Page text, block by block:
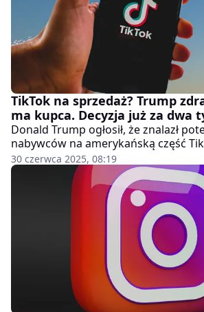
TikTok na sprzedaż? Trump
ma kupca. Decyzja już za dwa
Donald Trump ogłosił, że znalazł
nabywców na amerykańską część
rozmowie z Fox News, wyemitowanej
prezydent USA zapowiedział, że
ciągu najbliższych dwóch tygodni.
stroną ma być – jak to określił –
30 czerwca 2025, 08:19